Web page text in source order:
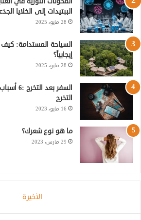
ي
ت
ا
الببتيدات إلى الخلايا
28 مايو، 2025
السياحة المستدامة: كيف
إيجابياً؟
28 مايو، 2025
السفر
التخرج
16 مايو، 2023
ما هو نوع شعرك؟
29 مارس، 2023
الأخيرة